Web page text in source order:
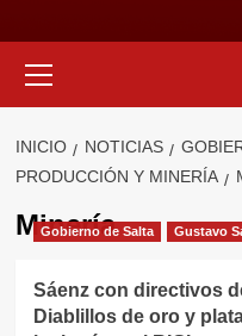
primario
INICIO NOTICIAS
PRODUCCIÓN Y MINERÍA
Minería
Gobierno de Salta Gustavo
Sáenz con directivos
Diablillos de oro y